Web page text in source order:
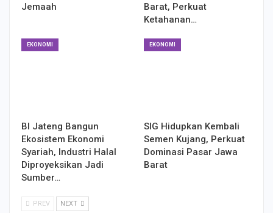
Jemaah
Barat, Perkuat
Ketahanan…
EKONOMI
BI Jateng Bangun
Ekosistem Ekonomi
Syariah, Industri Halal
Diproyeksikan Jadi
Sumber…
EKONOMI
SIG Hidupkan Kembali
Semen Kujang, Perkuat
Dominasi Pasar Jawa
Barat
PREV NEXT